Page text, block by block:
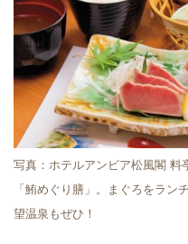
写真：ホテルアンビア松風閣 料
「鮪めぐり膳」。まぐろをラン
望温泉もぜひ！